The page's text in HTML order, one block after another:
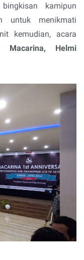
kamipun
untuk menikmati
kemudian, acara
Macarina, Helmi